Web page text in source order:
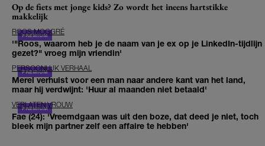
Op de fiets met jonge kids? Zo wordt het ineens hartstikke
makkelijk
ROOS MOGGRÉ
'"Roos, waarom heb je de naam van je ex op je LinkedIn-tijdlijn
gezet?" vroeg mijn vriendin'
PERSOONLIJK VERHAAL
Merel verhuist voor een man naar andere kant van het land,
maar hij verdwijnt: 'Huur al maanden niet betaald'
VERLATEN VROUW
Fae (24): 'Vreemdgaan was uit den boze, dat deed je niet, toch
bleek mijn partner zelf een affaire te hebben'